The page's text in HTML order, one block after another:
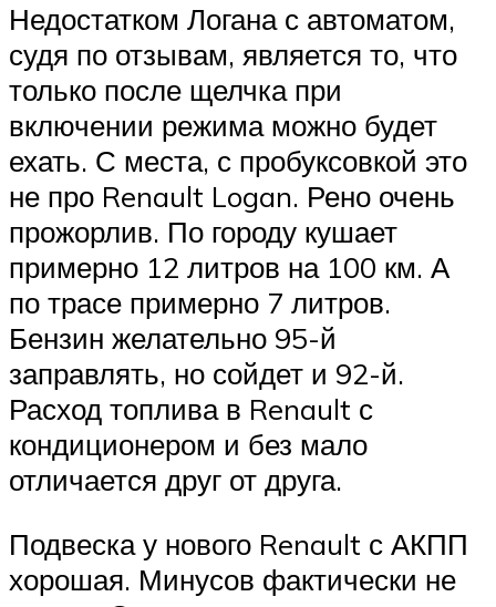
Недостатком Логана с автоматом,
судя по отзывам, является то, что
только после щелчка при
включении режима можно будет
ехать. С места, с пробуксовкой это
не про Renault Logan. Рено очень
прожорлив. По городу кушает
примерно 12 литров на 100 км. А
по трасе примерно 7 литров.
Бензин желательно 95-й
заправлять, но сойдет и 92-й.
Расход топлива в Renault с
кондиционером и без мало
отличается друг от друга.
Подвеска у нового Renault с АКПП
хорошая. Минусов фактически не